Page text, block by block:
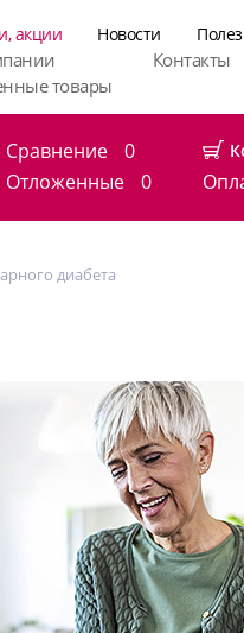
акции Новости
Контакты
товары
Сравнение
0
Отложенные
0
диабета